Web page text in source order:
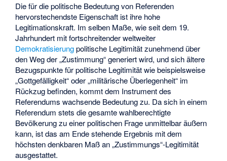
Die für die politische Bedeutung von Referenden
hervorstechendste Eigenschaft ist ihre hohe
Legitimationskraft. Im selben Maße, wie seit dem 19.
Jahrhundert mit fortschreitender weltweiter
Demokratisierungpolitische Legitimität zunehmend über
den Weg der „Zustimmung“ generiert wird, und sich ältere
Bezugspunkte für politische Legitimität wie beispielsweise
„Gottgefälligkeit“ oder „militärische Überlegenheit“ im
Rückzug befinden, kommt dem Instrument des
Referendums wachsende Bedeutung zu. Da sich in einem
Referendum stets die gesamte wahlberechtigte
Bevölkerung zu einer politischen Frage unmittelbar äußern
kann, ist das am Ende stehende Ergebnis mit dem
höchsten denkbaren Maß an „Zustimmungs“-Legitimität
ausgestattet.